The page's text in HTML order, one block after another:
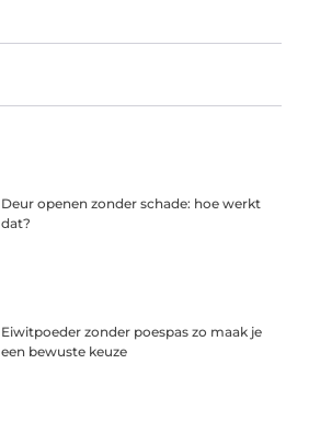
Deur openen zonder schade: hoe werkt
dat?
Eiwitpoeder zonder poespas zo maak je
een bewuste keuze